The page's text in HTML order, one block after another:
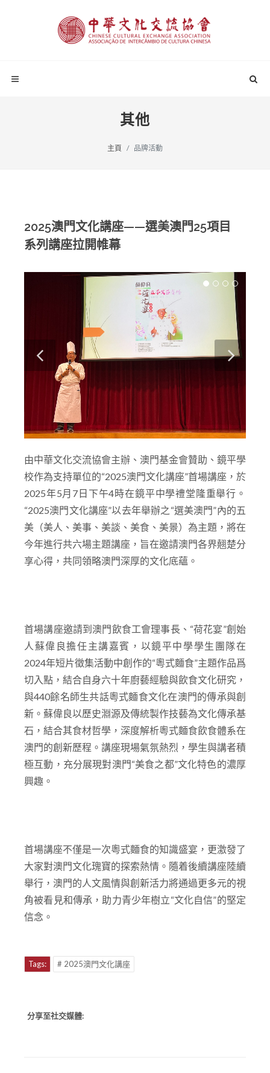
其他
主頁 品牌活動
2025澳門文化講座——選美澳門25項目
系列講座拉開帷幕
由中華文化交流協會主辦、澳門基金會贊助、鏡平學
校作為支持單位的“2025澳門文化講座”首場講座，於
2025年5月7日下午4時在鏡平中學禮堂隆重舉行。
“2025澳門文化講座”以去年舉辦之“選美澳門”內的五
美（美人、美事、美談、美食、美景）為主題，將在
今年進行共六場主題講座，旨在邀請澳門各界翹楚分
享心得，共同領略澳門深厚的文化底蘊。
人蘇偉良擔任主講嘉賓，以鏡平中學學生團隊在
2024年短片徵集活動中創作的“粵式麵食”主題作品爲
切入點，結合自身六十年廚藝經驗與飲食文化研究，
與440餘名師生共話粵式麵食文化在澳門的傳承與創
新。蘇偉良以歷史淵源及傳統製作技藝為文化傳承基
石，結合其食材哲學，深度解析粵式麵食飲食體系在
澳門的創新歷程。講座現場氣氛熱烈，學生與講者積
極互動，充分展現對澳門“美食之都”文化特色的濃厚
興趣。
大家對澳門文化瑰寶的探索熱情。隨着後續講座陸續
舉行，澳門的人文風情與創新活力將通過更多元的視
角被看見和傳承，助力青少年樹立“文化自信”的堅定
信念。